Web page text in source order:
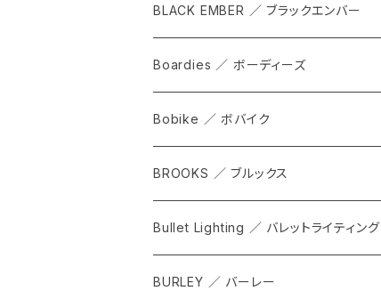
cap
grove
BLACK EMBER ／ ブラックエンバー
ALL
FORGE
WPT TOTE
CITADEL
WPRT
Boardies ／ ボーディーズ
Bobike ／ ボバイク
BROOKS ／ ブルックス
ALL
サドル
Bullet Lighting ／ バレットライティング
BURLEY ／ バーレー